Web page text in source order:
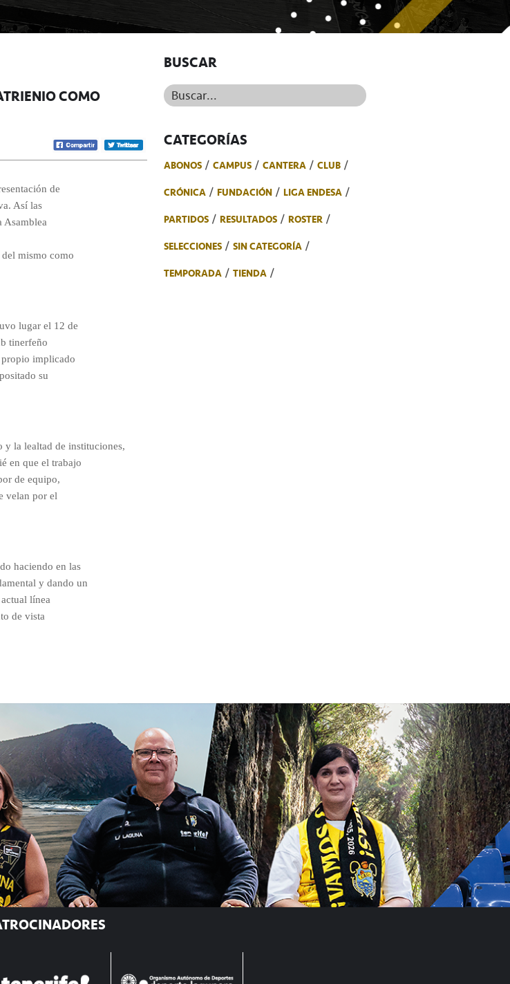
COMO
de
Así las
Asamblea
mismo como
lugar el 12 de
tinerfeño
implicado
su
y la lealtad de instituciones,
en que el trabajo
de equipo,
velan por el
haciendo en las
y dando un
actual línea
de vista
BUSCAR
Buscar...
CATEGORÍAS
ABONOS CAMPUS CANTERA
CLUB
CRÓNICA
FUNDACIÓN
LIGA ENDESA
PARTIDOS
RESULTADOS
ROSTER
SELECCIONES
SIN CATEGORÍA
TEMPORADA
TIENDA